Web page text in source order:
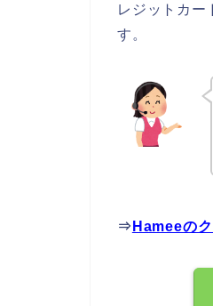
レジットカー
す。
⇒ Hameeの